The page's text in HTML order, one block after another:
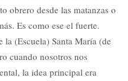
obrero desde las matanzas o
Es como ese el fuerte.
la (Escuela) Santa María (de
cuando nosotros nos
la idea principal era